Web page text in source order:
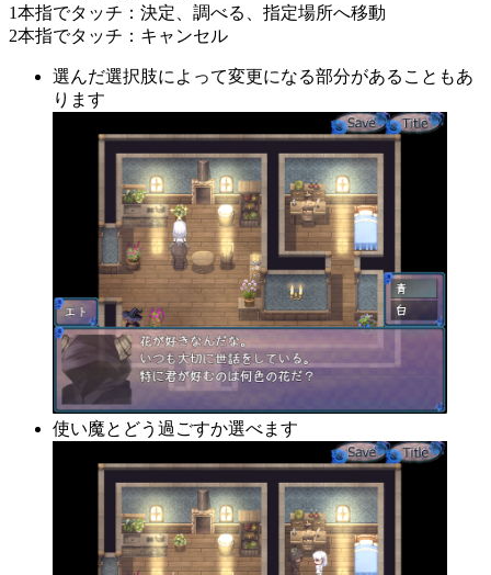
1本指でタッチ：決定、調べる、指定場所へ移動
2本指でタッチ：キャンセル
選んだ選択肢によって変更になる部分があることもあ
ります
使い魔とどう過ごすか選べます